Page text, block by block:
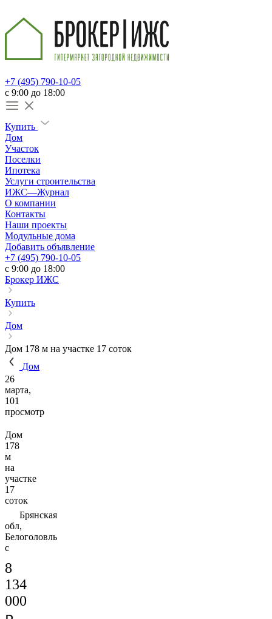
+7 (495) 790-10-05
c 9:00 до 18:00
Купить
Дом
Участок
Поселки
Ипотека
Услуги строительства
ИЖС—Журнал
О компании
Контакты
Наши проекты
Модульные дома
Добавить объявление
+7 (495) 790-10-05
c 9:00 до 18:00
Брокер ИЖС
Купить
Дом
Дом 178 м на участке 17 соток
Дом
26
марта,
101
просмотр
Дом
178
м
на
участке
17
соток
Брянская
обл,
Белоголовль
с
8
134
000